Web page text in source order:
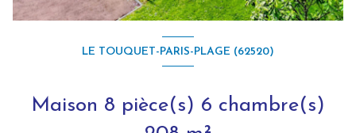
LE TOUQUET-PARIS-PLAGE (62520)
Maison 8 pièce(s) 6 chambre(s)